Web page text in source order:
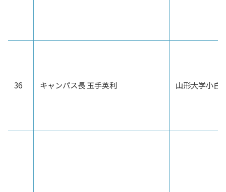
36 キャンパス長 玉手英利 山形大学小白